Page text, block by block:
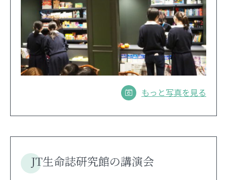
もっと写真を見る
JT生命誌研究館の講演会